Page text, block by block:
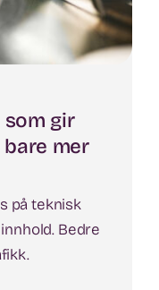
som gir
mer
på teknisk
Bedre